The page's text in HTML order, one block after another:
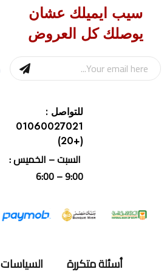
سيب ايميلك عشان
يوصلك كل العروض
للتواصل :
01060027021
(+20)
السبت – الخميس :
9:00 – 6:00
أسئلة متكررة السياسات